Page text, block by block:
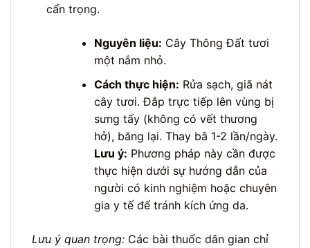
cẩn trọng.
Nguyên liệu: Cây Thông Đất tươi
một nắm nhỏ.
Cách thực hiện: Rửa sạch, giã nát
cây tươi. Đắp trực tiếp lên vùng bị
sưng tấy (không có vết thương
hở), băng lại. Thay bã 1-2 lần/ngày.
Lưu ý: Phương pháp này cần được
thực hiện dưới sự hướng dẫn của
người có kinh nghiệm hoặc chuyên
gia y tế để tránh kích ứng da.
Lưu ý quan trọng: Các bài thuốc dân gian chỉ